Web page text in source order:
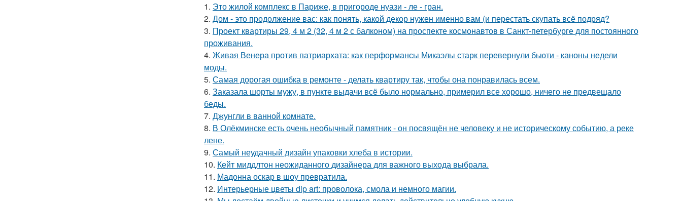
1. Это жилой комплекс в Париже, в пригороде нуази - ле - гран.
2. Дом - это продолжение вас: как понять, какой декор нужен именно вам (и перестать скупать всё подряд?
3. Проект квартиры 29, 4 м 2 (32, 4 м 2 с балконом) на проспекте космонавтов в Санкт-петербурге для постоянного
проживания.
4. Живая Венера против патриархата: как перформансы Микаэлы старк перевернули бьюти - каноны недели
моды.
5. Самая дорогая ошибка в ремонте - делать квартиру так, чтобы она понравилась всем.
6. Заказала шорты мужу, в пункте выдачи всё было нормально, примерил все хорошо, ничего не предвещало
беды.
7. Джунгли в ванной комнате.
8. В Олёкминске есть очень необычный памятник - он посвящён не человеку и не историческому событию, а реке
лене.
9. Самый неудачный дизайн упаковки хлеба в истории.
10. Кейт миддлтон неожиданного дизайнера для важного выхода выбрала.
11. Мадонна оскар в шоу превратила.
12. Интерьерные цветы dip art: проволока, смола и немного магии.